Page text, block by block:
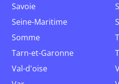
Savoie
Seine-Maritime
Somme
Tarn-et-Garonne
Val-d'oise